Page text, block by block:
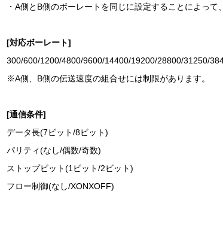
・A側とB側のボーレートを同じに設定することによっ
[対応ボーレート]
300/600/1200/4800/9600/14400/19200/28800/31250/
※A側、B側の伝送速度の組合せには制限があります。
[通信条件]
データ長(7ビット/8ビット)
パリティ(なし/偶数/奇数)
ストップビット(1ビット/2ビット)
フロー制御(なし/XONXOFF)